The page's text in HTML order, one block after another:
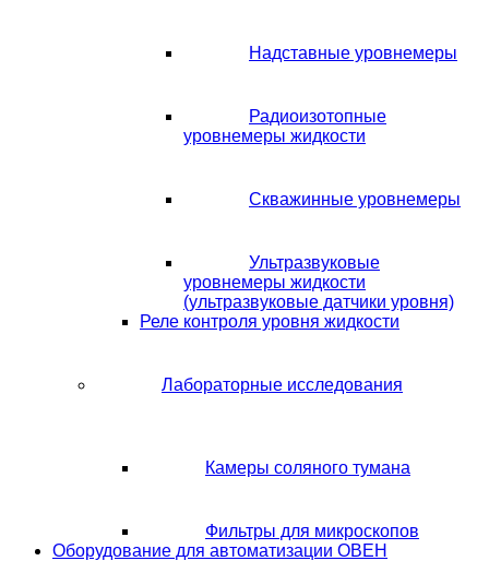
Надставные уровнемеры
Радиоизотопные
уровнемеры жидкости
Скважинные уровнемеры
Ультразвуковые
уровнемеры жидкости
(ультразвуковые датчики уровня)
Реле контроля уровня жидкости
Лабораторные исследования
Камеры соляного тумана
Фильтры для микроскопов
Оборудование для автоматизации ОВЕН